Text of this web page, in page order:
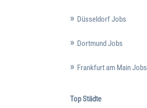
Düsseldorf Jobs
Dortmund Jobs
Frankfurt am Main Jobs
Top Städte